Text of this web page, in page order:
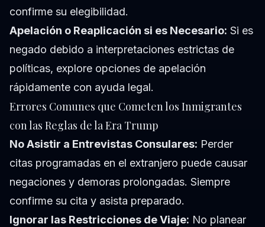
confirme su elegibilidad.
Apelación o Reaplicación si es Necesario: Si es
negado debido a interpretaciones estrictas de
políticas, explore opciones de apelación
rápidamente con ayuda legal.
Errores Comunes que Cometen los Inmigrantes
con las Reglas de la Era Trump
No Asistir a Entrevistas Consulares: Perder
citas programadas en el extranjero puede causar
negaciones y demoras prolongadas. Siempre
confirme su cita y asista preparado.
Ignorar las Restricciones de Viaje: No planear